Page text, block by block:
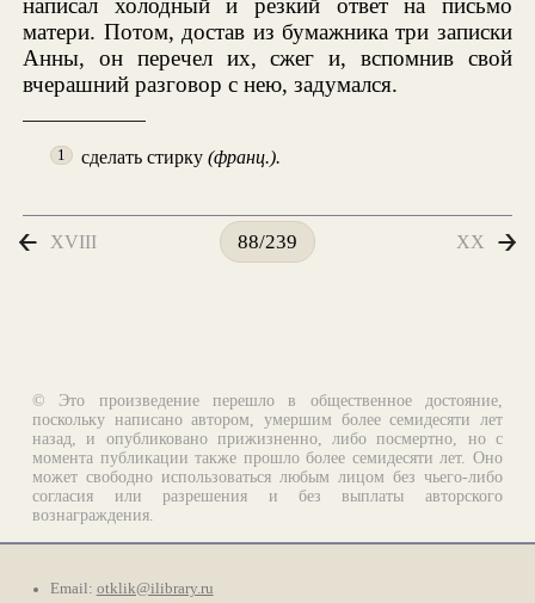
написал холодный и резкий ответ на письмо
матери. Потом, достав из бумажника три записки
Анны, он перечел их, сжег и, вспомнив свой
вчерашний разговор с нею, задумался.
1 сделать стирку(франц.).
XVIII 88/239 XX
© Это произведение перешло в общественное достояние,
поскольку написано автором, умершим более семидесяти лет
назад, и опубликовано прижизненно, либо посмертно, но с
момента публикации также прошло более семидесяти лет. Оно
может свободно использоваться любым лицом без чьего-либо
согласия или разрешения и без выплаты авторского
вознаграждения.
Email: otklik@ilibrary.ru